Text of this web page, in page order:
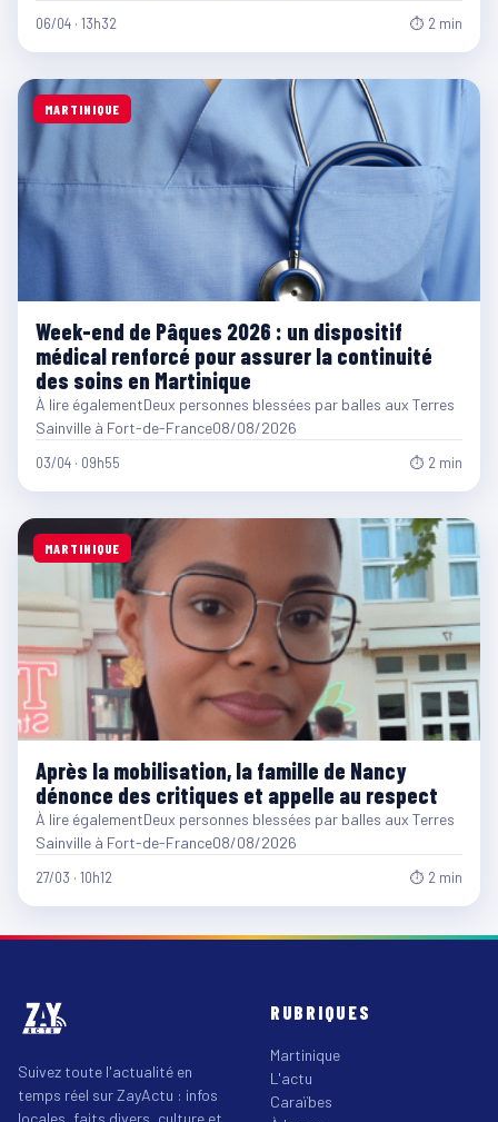
06/04 · 13h32 ⏱ 2 min
MARTINIQUE
Week-end de Pâques 2026 : un dispositif
médical renforcé pour assurer la continuité
des soins en Martinique
À lire égalementDeux personnes blessées par balles aux Terres
Sainville à Fort-de-France08/08/2026
03/04 · 09h55 ⏱ 2 min
MARTINIQUE
Après la mobilisation, la famille de Nancy
dénonce des critiques et appelle au respect
À lire égalementDeux personnes blessées par balles aux Terres
Sainville à Fort-de-France08/08/2026
27/03 · 10h12 ⏱ 2 min
Suivez toute l'actualité en
temps réel sur ZayActu : infos
locales, faits divers, culture et
RUBRIQUES
Martinique
L'actu
Caraïbes